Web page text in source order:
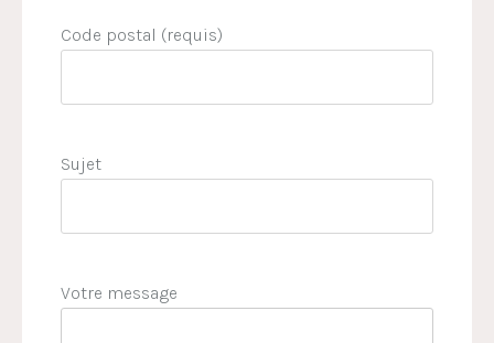
Code postal (requis)
Sujet
Votre message